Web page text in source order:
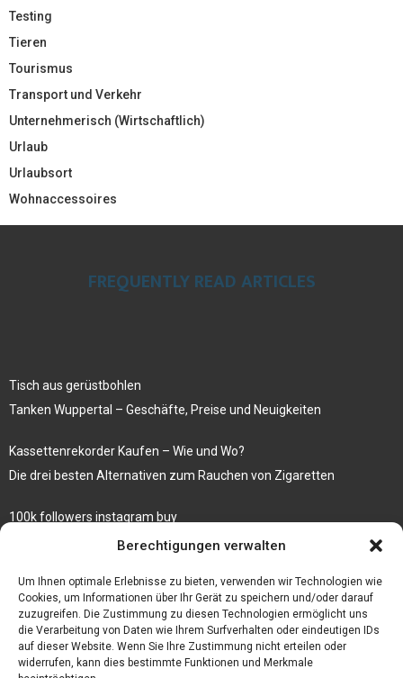
Berechtigungen verwalten
Um Ihnen optimale Erlebnisse zu bieten, verwenden wir Technologien wie
Cookies, um Informationen über Ihr Gerät zu speichern und/oder darauf
zuzugreifen. Die Zustimmung zu diesen Technologien ermöglicht uns
die Verarbeitung von Daten wie Ihrem Surfverhalten oder eindeutigen IDs
auf dieser Website. Wenn Sie Ihre Zustimmung nicht erteilen oder
widerrufen, kann dies bestimmte Funktionen und Merkmale
Testing
Tieren
Tourismus
Transport und Verkehr
Unternehmerisch (Wirtschaftlich)
Urlaub
Urlaubsort
Wohnaccessoires
FREQUENTLY READ ARTICLES
Tisch aus gerüstbohlen
Tanken Wuppertal – Geschäfte, Preise und Neuigkeiten
Kassettenrekorder Kaufen – Wie und Wo?
Die drei besten Alternativen zum Rauchen von Zigaretten
100k followers instagram buy
Rezepte für gekochte Süßkartoffeln
Gönnen Sie sich bedruckte Fliesen mit einem eigenen Bild